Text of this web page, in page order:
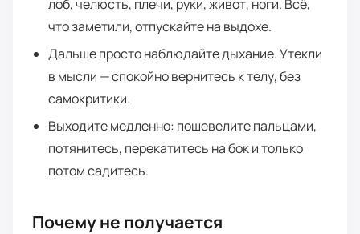
лоб, челюсть, плечи, руки, живот, ноги. Всё,
что заметили, отпускайте на выдохе.
Дальше просто наблюдайте дыхание. Утекли
в мысли — спокойно вернитесь к телу, без
самокритики.
Выходите медленно: пошевелите пальцами,
потянитесь, перекатитесь на бок и только
потом садитесь.
Почему не получается